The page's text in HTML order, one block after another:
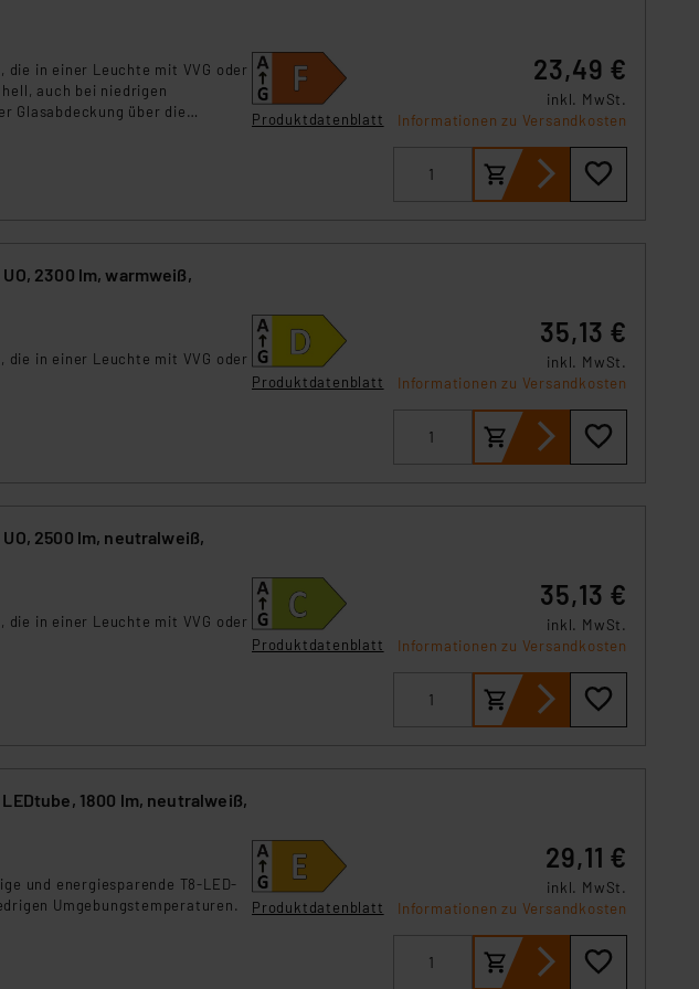
dass die USA als Land mit unzureichendem
Risiko, dass US-Behörden personenbezogene
Klagemöglichkeiten für Europäer bestehen.
der Europäischen
insbesondere der Art der übermittelten
in einer Leuchte mit VVG oder
auch bei niedrigen
Glasabdeckung über die
Produktdatenblatt
23,49 €
inkl. MwSt.
Informationen zu Versandkosten
2300 lm, warmweiß,
in einer Leuchte mit VVG oder
Produktdatenblatt
35,13 €
inkl. MwSt.
Informationen zu Versandkosten
2500 lm, neutralweiß,
in einer Leuchte mit VVG oder
Produktdatenblatt
35,13 €
inkl. MwSt.
Informationen zu Versandkosten
1800 lm, neutralweiß,
und energiesparende T8-LED-
Umgebungstemperaturen.
Produktdatenblatt
29,11 €
inkl. MwSt.
Informationen zu Versandkosten